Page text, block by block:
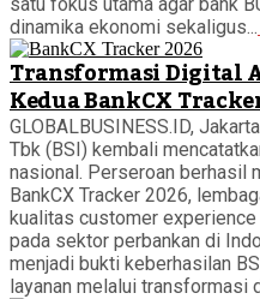
dinamika ekonomi sekaligus...
Transformasi Digital
Kedua BankCX
GLOBALBUSINESS.ID,
Tbk (BSI) kembali
nasional. Perseroan berhasil
BankCX Tracker 2026,
kualitas customer experience
pada sektor perbankan di
menjadi bukti keberhasilan
layanan melalui transformasi